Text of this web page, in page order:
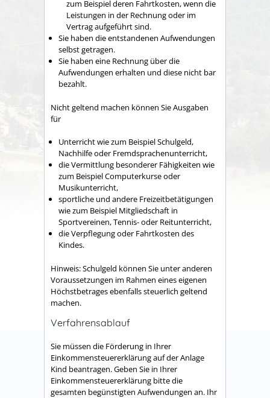
zum Beispiel deren Fahrtkosten, wenn die
Leistungen in der Rechnung oder im
Vertrag aufgeführt sind.
Sie haben die entstandenen Aufwendungen
selbst getragen.
Sie haben eine Rechnung über die
Aufwendungen erhalten und diese nicht bar
bezahlt.
Nicht geltend machen können Sie Ausgaben
für
Unterricht wie zum Beispiel Schulgeld,
Nachhilfe oder Fremdsprachenunterricht,
die Vermittlung besonderer Fähigkeiten wie
zum Beispiel Computerkurse oder
Musikunterricht,
sportliche und andere Freizeitbetätigungen
wie zum Beispiel Mitgliedschaft in
Sportvereinen, Tennis- oder Reitunterricht,
die Verpflegung oder Fahrtkosten des
Kindes.
Hinweis: Schulgeld können Sie unter anderen
Voraussetzungen im Rahmen eines eigenen
Höchstbetrages ebenfalls steuerlich geltend
machen.
Verfahrensablauf
Sie müssen die Förderung in Ihrer
Einkommensteuererklärung auf der Anlage
Kind beantragen. Geben Sie in Ihrer
Einkommensteuererklärung bitte die
gesamten begünstigten Aufwendungen an. Ihr